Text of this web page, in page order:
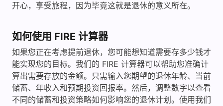
开心，享受旅程，因为毕竟这就是退休的意义所在。
如何使用 FIRE 计算器
如果您正在考虑提前退休，您可能想知道需要存多少钱才
能实现您的目标。我们的 FIRE 计算器可以帮助您准确计
算出需要存放的金额。只需输入您期望的退休年龄、当前
储蓄、年收入和预期投资回报率。然后，调整数字以查看
不同的储蓄和投资策略如何影响您的退休计划。使用我们